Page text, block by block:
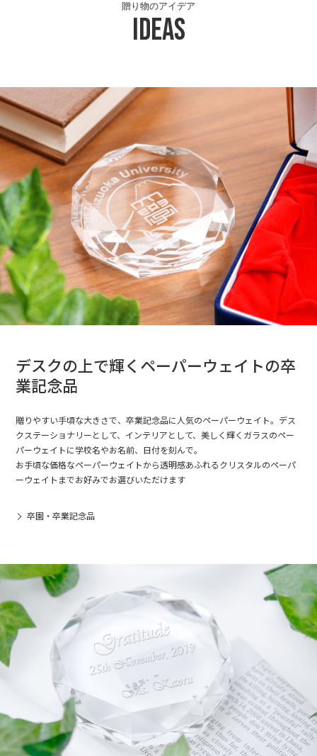
Ideas
贈り物のアイデア
デスクの上で輝くペーパーウェイトの卒
業記念品
贈りやすい手頃な大きさで、卒業記念品に人気のペーパーウェイト。デス
クステーショナリーとして、インテリアとして、美しく輝くガラスのペー
パーウェイトに学校名やお名前、日付を刻んで。
お手頃な価格なペーパーウェイトから透明感あふれるクリスタルのペーパ
ーウェイトまでお好みでお選びいただけます
卒園・卒業記念品